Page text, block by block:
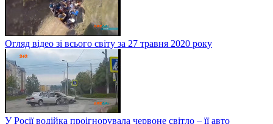
Огляд відео зі всього світу за 27 травня 2020 року
У Росії водійка проігнорувала червоне світло – її авто